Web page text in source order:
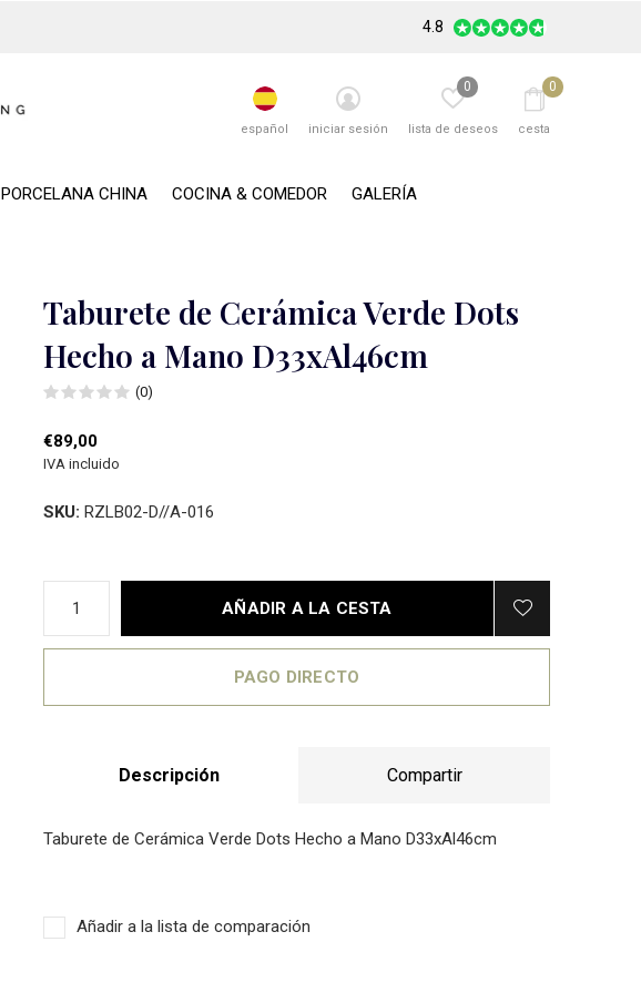
PORCELANA CHINA COCINA & COMEDOR GALERÍA
español iniciar sesión lista de deseos
0
cesta
0
4.8
Taburete de Cerámica Verde Dots
Hecho a Mano D33xAl46cm
(0)
€89,00
IVA incluido
SKU: RZLB02-D//A-016
AÑADIR A LA CESTA
PAGO DIRECTO
Descripción Compartir
Taburete de Cerámica Verde Dots Hecho a Mano D33xAl46cm
Añadir a la lista de comparación